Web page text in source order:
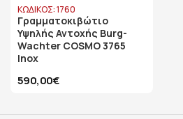
ΚΩΔΙΚΟΣ: 1760
Γραμματοκιβώτιο
Υψηλής Αντοχής Burg-
Wachter COSMO 3765
Inox
590,00€